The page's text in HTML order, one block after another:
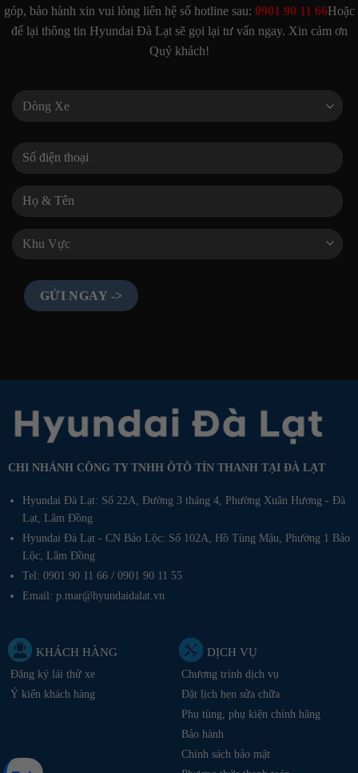
góp, bảo hành xin vui lòng liên hệ số hotline sau: 0901 90 11 66Hoặc
để lại thông tin Hyundai Đà Lạt sẽ gọi lại tư vấn ngay. Xin cảm ơn
Quý khách!
CHI NHÁNH CÔNG TY TNHH ÔTÔ TÍN THANH TẠI ĐÀ LẠT
Hyundai Đà Lạt: Số 22A, Đường 3 tháng 4, Phường Xuân Hương - Đà
Lạt, Lâm Đồng
Hyundai Đà Lạt - CN Bảo Lộc: Số 102A, Hồ Tùng Mậu, Phường 1 Bảo
Lộc, Lâm Đồng
Tel: 0901 90 11 66 / 0901 90 11 55
Email: p.mar@hyundaidalat.vn
KHÁCH HÀNG
Đăng ký lái thử xe
Ý kiến khách hàng
DỊCH VỤ
Chương trình dịch vụ
Đặt lịch hẹn sửa chữa
Phụ tùng, phụ kiện chính hãng
Bảo hành
Chính sách bảo mật